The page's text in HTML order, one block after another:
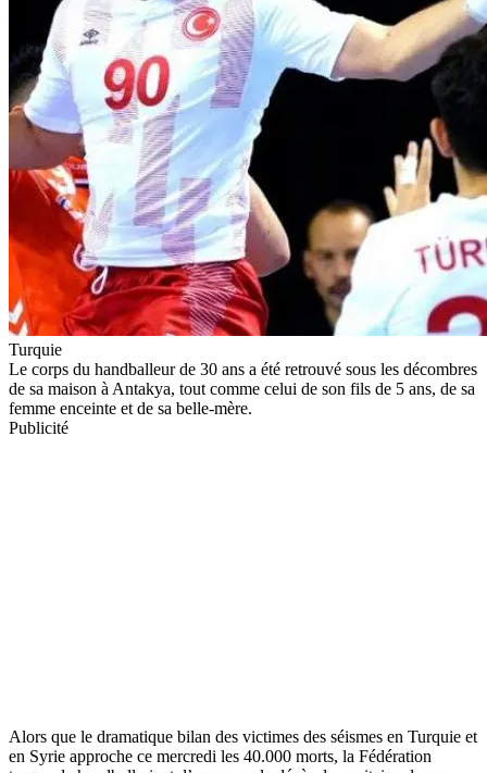
Turquie
Le corps du handballeur de 30 ans a été retrouvé sous les décombres
de sa maison à Antakya, tout comme celui de son fils de 5 ans, de sa
femme enceinte et de sa belle-mère.
Publicité
Alors que le dramatique bilan des victimes des séismes en Turquie et
en Syrie approche ce mercredi les 40.000 morts, la Fédération